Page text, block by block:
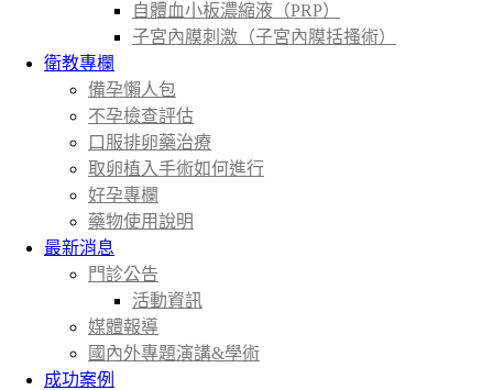
自體血小板濃縮液（PRP）
子宮內膜刺激（子宮內膜括搔術）
衛教專欄
備孕懶人包
不孕檢查評估
口服排卵藥治療
取卵植入手術如何進行
好孕專欄
藥物使用說明
最新消息
門診公告
活動資訊
媒體報導
國內外專題演講&學術
成功案例